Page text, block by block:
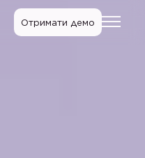
Отримати демо